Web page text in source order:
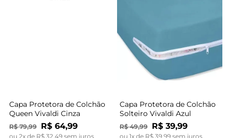
Capa Protetora de Colchão
Queen Vivaldi Cinza
R$ 79,99 R$ 64,99
ou 2x de R$ 32 49sem juros
Capa Protetora de Colchão
Solteiro Vivaldi Azul
R$ 49,99 R$ 39,99
ou 1x de R$ 39, 99sem juros